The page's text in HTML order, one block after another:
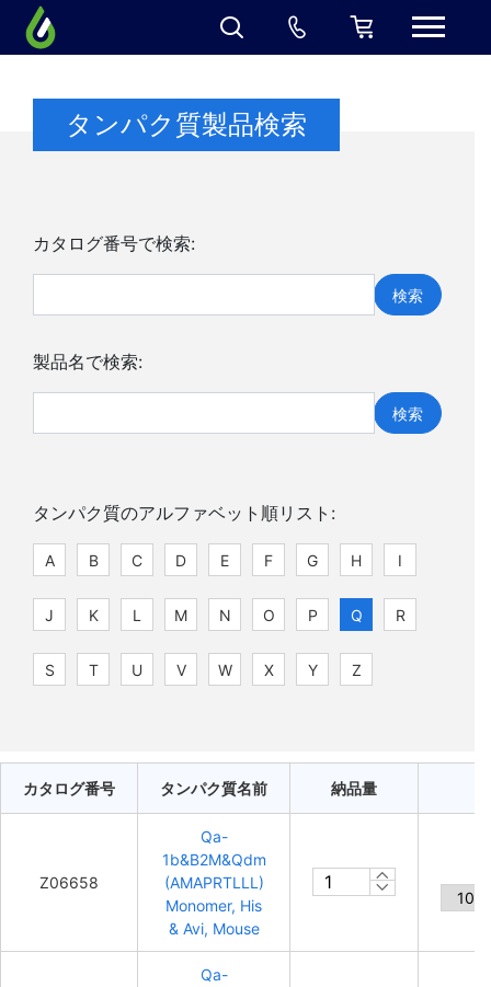
タンパク質製品検索
カタログ番号で検索:
検索
製品名で検索:
検索
タンパク質のアルファベット順リスト:
A B C D E F G H I
J K L M N O P Q R
S T U V W X Y Z
カタログ番号 タンパク質名前 納品量
Z06658
Qa-
1b&B2M&Qdm
(AMAPRTLLL)
Monomer, His
& Avi, Mouse
Qa-